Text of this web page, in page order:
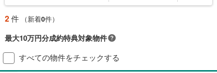
2件 （新着0件）
最大10万円分成約特典対象物件
対象の新築マンションご成約で最大10万円相当のPayPayポイント※もら
える！毎月先着2,000名様（成約報告順）ご成約後に契約書アップロード
すべての物件をチェックする